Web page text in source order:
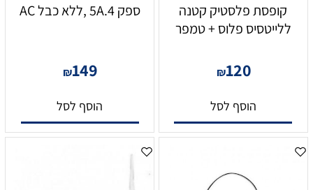
קופסת פלסטיק קטנה
ללייטסיס פלוס + טמפר
₪120
הוסף לסל
ספק 5A.4 ,ללא כבל AC
₪149
הוסף לסל